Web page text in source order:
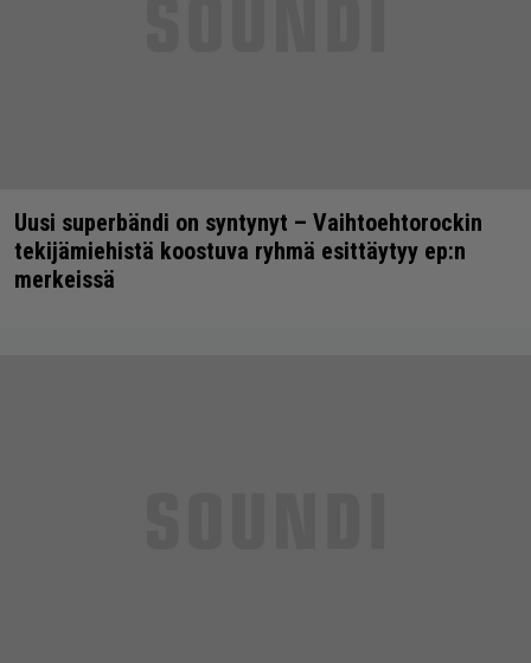
Uusi superbändi on syntynyt – Vaihtoehtorockin
tekijämiehistä koostuva ryhmä esittäytyy ep:n
merkeissä